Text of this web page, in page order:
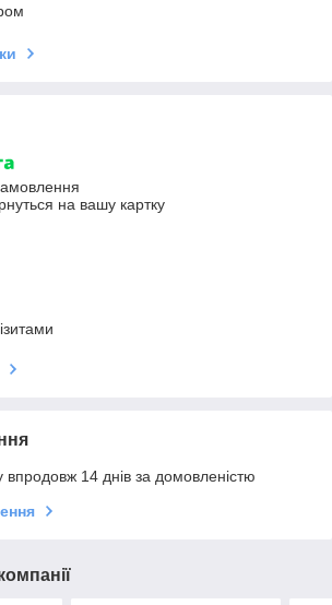
на вашу картку
14 днів за домовленістю